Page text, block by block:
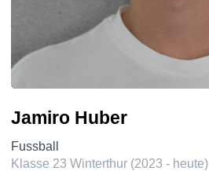
Jamiro Huber
Fussball
Klasse 23 Winterthur (2023 - heute)